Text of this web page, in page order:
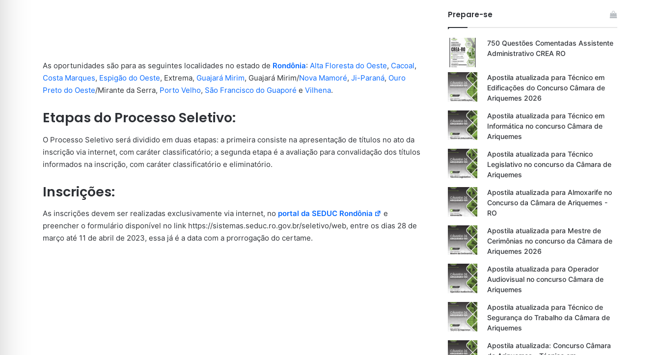
As oportunidades são para as seguintes localidades no estado de Rondônia: Alta Floresta do Oeste, Cacoal,
Costa Marques, Espigão do Oeste, Extrema, Guajará Mirim, Guajará Mirim/Nova Mamoré, Ji-Paraná, Ouro
Preto do Oeste/Mirante da Serra, Porto Velho, São Francisco do Guaporé e Vilhena.
Etapas do Processo Seletivo:
O Processo Seletivo será dividido em duas etapas: a primeira consiste na apresentação de títulos no ato da
inscrição via internet, com caráter classificatório; a segunda etapa é a avaliação para convalidação dos títulos
informados na inscrição, com caráter classificatório e eliminatório.
Inscrições:
As inscrições devem ser realizadas exclusivamente via internet, no portal da SEDUC Rondônia
e
preencher o formulário disponível no link https://sistemas.seduc.ro.gov.br/seletivo/web, entre os dias 28 de
março até 11 de abril de 2023, essa já é a data com a prorrogação do certame.
Prepare-se
750 Questões Comentadas Assistente
Administrativo CREA RO
Apostila atualizada para Técnico em
Edificações do Concurso Câmara de
Ariquemes 2026
Apostila atualizada para Técnico em
Informática no concurso Câmara de
Ariquemes
Apostila atualizada para Técnico
Legislativo no concurso da Câmara de
Ariquemes
Apostila atualizada para Almoxarife no
Concurso da Câmara de Ariquemes -
RO
Apostila atualizada para Mestre de
Cerimônias no concurso da Câmara de
Ariquemes 2026
Apostila atualizada para Operador
Audiovisual no concurso Câmara de
Ariquemes
Apostila atualizada para Técnico de
Segurança do Trabalho da Câmara de
Ariquemes
Apostila atualizada: Concurso Câmara